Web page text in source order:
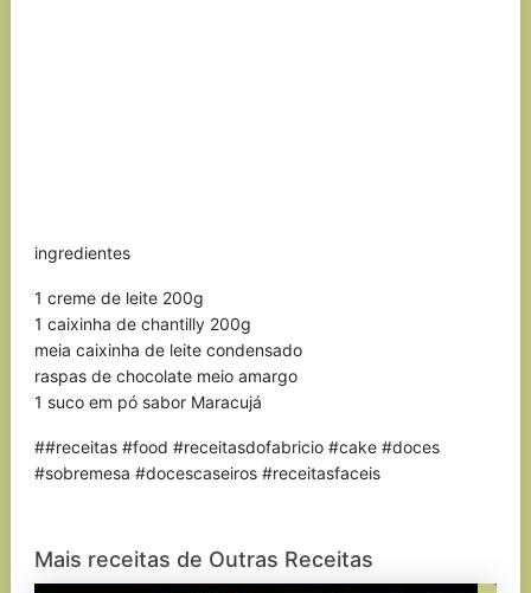
ingredientes
1 creme de leite 200g
1 caixinha de chantilly 200g
meia caixinha de leite condensado
raspas de chocolate meio amargo
1 suco em pó sabor Maracujá
##receitas #food #receitasdofabricio #cake #doces
#sobremesa #docescaseiros #receitasfaceis
Mais receitas de Outras Receitas